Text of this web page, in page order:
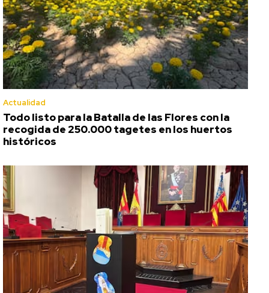
Actualidad
Todo listo para la Batalla de las Flores con la
recogida de 250.000 tagetes en los huertos
históricos